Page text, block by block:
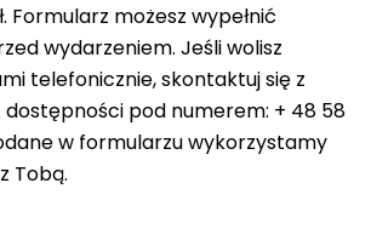
Formularz możesz wypełnić
wydarzeniem. Jeśli wolisz
telefonicznie, skontaktuj się z
pod numerem: + 48 58
w formularzu wykorzystamy
Tobą.